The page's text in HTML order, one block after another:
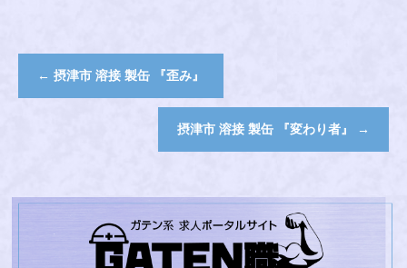
← 摂津市 溶接 製缶 『歪み』
摂津市 溶接 製缶 『変わり者』 →